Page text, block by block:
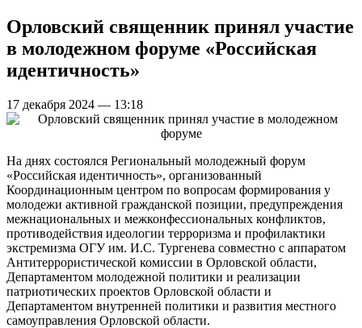
Орловский священник принял участие
в молодежном форуме «Российская
идентичность»
17 декабря 2024 — 13:18
На днях состоялся Региональный молодежный форум
«Российская идентичность», организованный
Координационным центром по вопросам формирования у
молодежи активной гражданской позиции, предупреждения
межнациональных и межконфессиональных конфликтов,
противодействия идеологии терроризма и профилактики
экстремизма ОГУ им. И.С. Тургенева совместно с аппаратом
Антитеррористической комиссии в Орловской области,
Департаментом молодежной политики и реализации
патриотических проектов Орловской области и
Департаментом внутренней политики и развития местного
самоуправления Орловской области.